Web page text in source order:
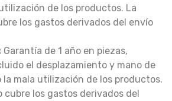
de los productos. La
los gastos derivados del envío
Garantía de 1 año en piezas,
el desplazamiento y mano de
la mala utilización de los productos.
cubre los gastos derivados del